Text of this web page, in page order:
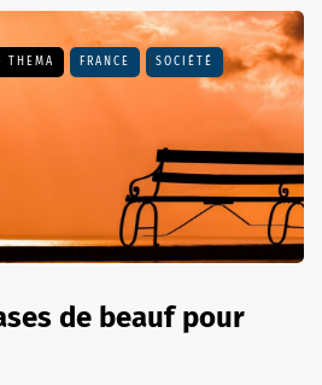
THEMA FRANCE SOCIÉTÉ
de beauf pour